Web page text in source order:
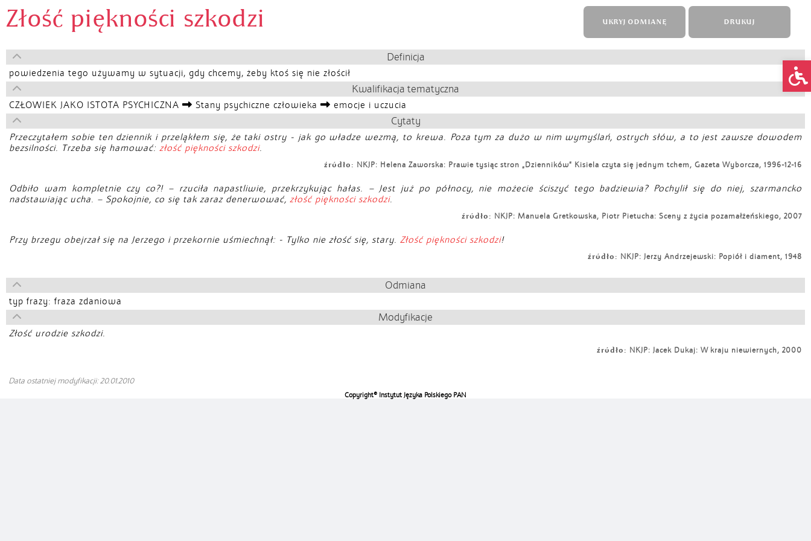
UKRYJ ODMIANĘ DRUKUJ
Złość piękności szkodzi
Definicja
powiedzenia tego używamy w sytuacji, gdy chcemy, żeby ktoś się nie złościł
Kwalifikacja tematyczna
CZŁOWIEK JAKO ISTOTA PSYCHICZNA Stany psychiczne człowieka emocje i uczucia
Cytaty
Przeczytałem sobie ten dziennik i przeląkłem się, że taki ostry - jak go władze wezmą, to krewa. Poza tym za dużo w nim wymyślań, ostrych słów, a to jest zawsze dowodem
bezsilności. Trzeba się hamować: złość piękności szkodzi.
źródło: NKJP: Helena Zaworska: Prawie tysiąc stron „Dzienników” Kisiela czyta się jednym tchem, Gazeta Wyborcza, 1996-12-16
Odbiło wam kompletnie czy co?! – rzuciła napastliwie, przekrzykując hałas. – Jest już po północy, nie możecie ściszyć tego badziewia? Pochylił się do niej, szarmancko
nadstawiając ucha. – Spokojnie, co się tak zaraz denerwować, złość piękności szkodzi.
źródło: NKJP: Manuela Gretkowska, Piotr Pietucha: Sceny z życia pozamałżeńskiego, 2007
Przy brzegu obejrzał się na Jerzego i przekornie uśmiechnął: - Tylko nie złość się, stary. Złość piękności szkodzi!
źródło: NKJP: Jerzy Andrzejewski: Popiół i diament, 1948
Odmiana
typ frazy: fraza zdaniowa
Modyfikacje
Złość urodzie szkodzi.
źródło: NKJP: Jacek Dukaj: W kraju niewiernych, 2000
Data ostatniej modyfikacji: 20.01.2010
Copyright© Instytut Języka Polskiego PAN